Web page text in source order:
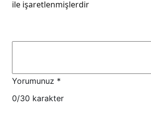
ile işaretlenmişlerdir
Yorumunuz *
0/30 karakter